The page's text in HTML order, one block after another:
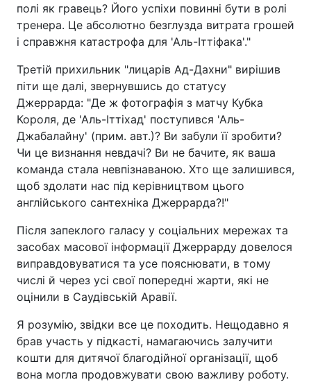
полі як гравець? Його успіхи повинні бути в ролі
тренера. Це абсолютно безглузда витрата грошей
і справжня катастрофа для 'Аль-Іттіфака'."
Третій прихильник "лицарів Ад-Дахни" вирішив
піти ще далі, звернувшись до статусу
Джеррарда: "Де ж фотографія з матчу Кубка
Короля, де 'Аль-Іттіхад' поступився 'Аль-
Джабалайну' (прим. авт.)? Ви забули її зробити?
Чи це визнання невдачі? Ви не бачите, як ваша
команда стала невпізнаваною. Хто ще залишився,
щоб здолати нас під керівництвом цього
англійського сантехніка Джеррарда?!"
Після запеклого галасу у соціальних мережах та
засобах масової інформації Джеррарду довелося
виправдовуватися та усе пояснювати, в тому
числі й через усі свої попередні жарти, які не
оцінили в Саудівській Аравії.
Я розумію, звідки все це походить. Нещодавно я
брав участь у підкасті, намагаючись залучити
кошти для дитячої благодійної організації, щоб
вона могла продовжувати свою важливу роботу.